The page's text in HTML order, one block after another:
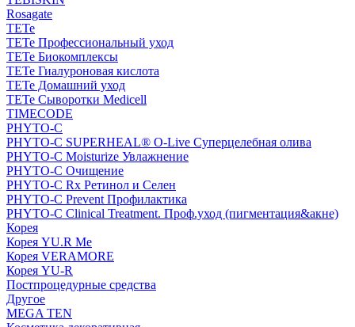
Rosagate
TETe
TETe Профессиональный уход
TETe Биокомплексы
TETe Гиалуроновая кислота
TETe Домашний уход
TETe Сыворотки Medicell
TIMECODE
PHYTO-C
PHYTO-C SUPERHEAL® O-Live Суперцелебная олива
PHYTO-C Moisturize Увлажнение
PHYTO-C Очищение
PHYTO-C Rx Ретинол и Селен
PHYTO-C Prevent Профилактика
PHYTO-C Clinical Treatment. Проф.уход (пигментация&акне)
Корея
Корея YU.R Me
Корея VERAMORE
Корея YU-R
Постпроцедурные средства
Другое
MEGA TEN